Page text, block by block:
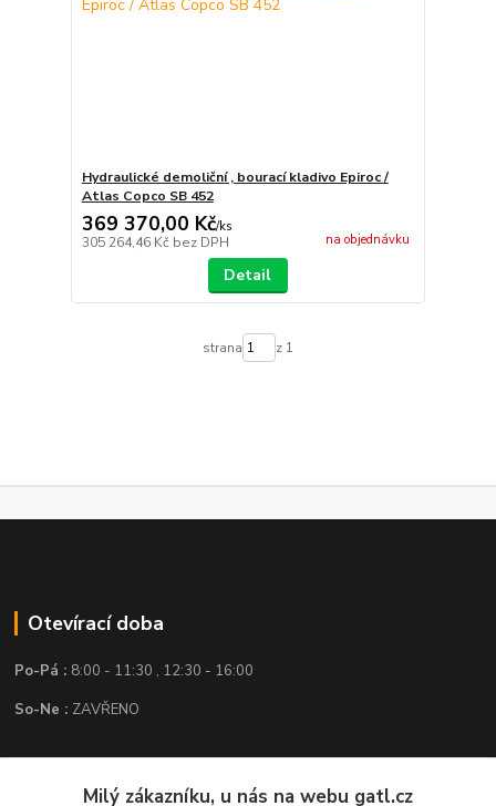
Hydraulické demoliční , bourací kladivo Epiroc /
Atlas Copco SB 452
369 370,00 Kč/ks
305 264,46 Kč bez DPH na objednávku
Detail
strana z 1
Otevírací doba
Po-Pá : 8:00 - 11:30 , 12:30 - 16:00
So-Ne : ZAVŘENO
KontaktMilý zákazníku, u nás na webu gatl.cz